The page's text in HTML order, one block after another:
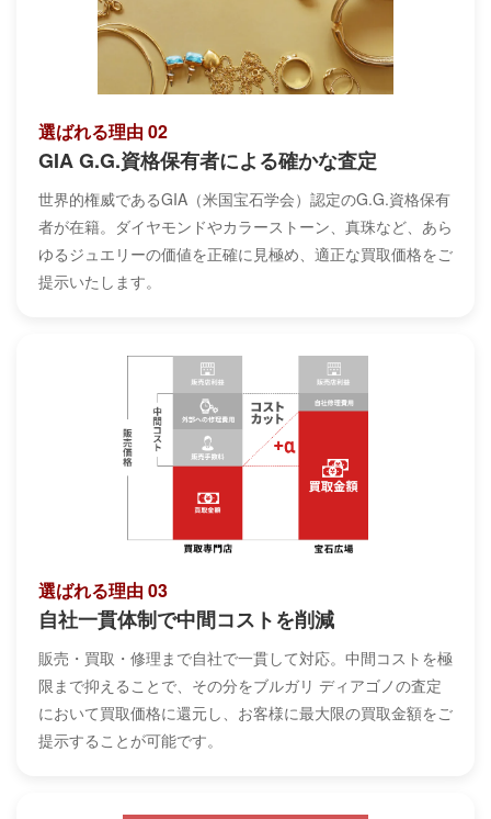
選ばれる理由 02
GIA G.G.資格保有者による確かな査定
世界的権威であるGIA（米国宝石学会）認定のG.G.資格保有
者が在籍。ダイヤモンドやカラーストーン、真珠など、あら
ゆるジュエリーの価値を正確に見極め、適正な買取価格をご
提示いたします。
選ばれる理由 03
自社一貫体制で中間コストを削減
販売・買取・修理まで自社で一貫して対応。中間コストを極
限まで抑えることで、その分をブルガリ ディアゴノの査定
において買取価格に還元し、お客様に最大限の買取金額をご
提示することが可能です。